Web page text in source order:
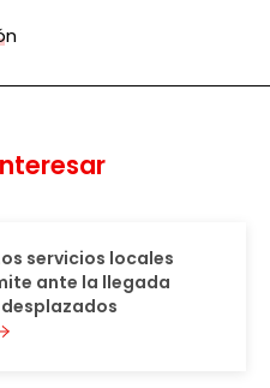
servicios locales
ante la llegada